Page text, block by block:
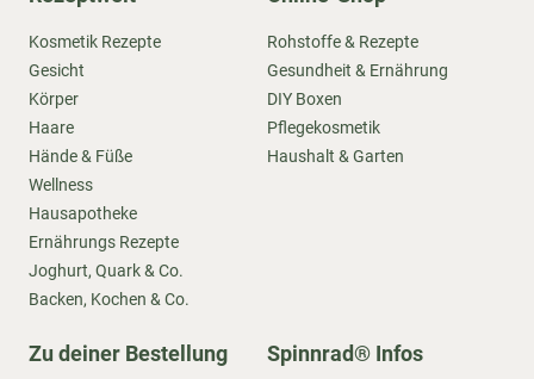
Kosmetik Rezepte
Gesicht
Körper
Haare
Hände & Füße
Wellness
Hausapotheke
Ernährungs Rezepte
Joghurt, Quark & Co.
Backen, Kochen & Co.
Rohstoffe & Rezepte
Gesundheit & Ernährung
DIY Boxen
Pflegekosmetik
Haushalt & Garten
Zu deiner Bestellung Spinnrad® Infos